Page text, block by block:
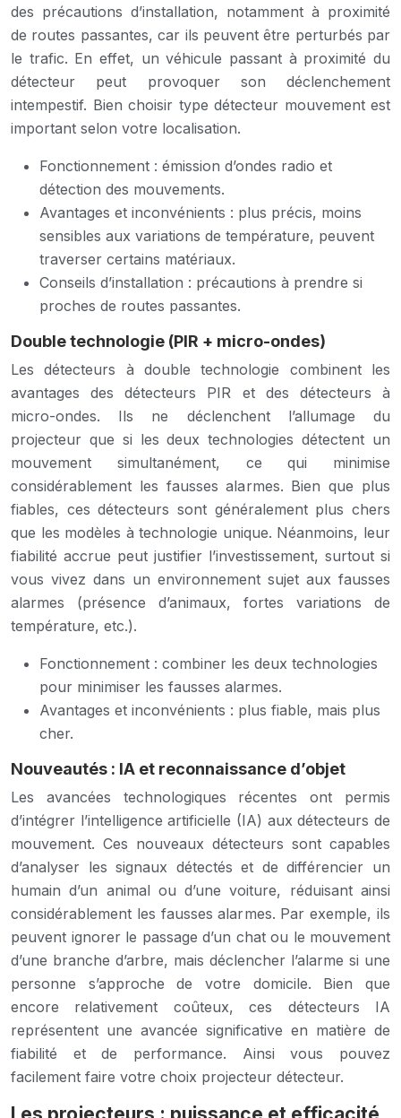
des précautions d’installation, notamment à proximité
de routes passantes, car ils peuvent être perturbés par
le trafic. En effet, un véhicule passant à proximité du
détecteur peut provoquer son déclenchement
intempestif. Bien choisir type détecteur mouvement est
important selon votre localisation.
Fonctionnement : émission d’ondes radio et
détection des mouvements.
Avantages et inconvénients : plus précis, moins
sensibles aux variations de température, peuvent
traverser certains matériaux.
Conseils d’installation : précautions à prendre si
proches de routes passantes.
Double technologie (PIR + micro-ondes)
Les détecteurs à double technologie combinent les
avantages des détecteurs PIR et des détecteurs à
micro-ondes. Ils ne déclenchent l’allumage du
projecteur que si les deux technologies détectent un
mouvement simultanément, ce qui minimise
considérablement les fausses alarmes. Bien que plus
fiables, ces détecteurs sont généralement plus chers
que les modèles à technologie unique. Néanmoins, leur
fiabilité accrue peut justifier l’investissement, surtout si
vous vivez dans un environnement sujet aux fausses
alarmes (présence d’animaux, fortes variations de
température, etc.).
Fonctionnement : combiner les deux technologies
pour minimiser les fausses alarmes.
Avantages et inconvénients : plus fiable, mais plus
cher.
Nouveautés : IA et reconnaissance d’objet
Les avancées technologiques récentes ont permis
d’intégrer l’intelligence artificielle (IA) aux détecteurs de
mouvement. Ces nouveaux détecteurs sont capables
d’analyser les signaux détectés et de différencier un
humain d’un animal ou d’une voiture, réduisant ainsi
considérablement les fausses alarmes. Par exemple, ils
peuvent ignorer le passage d’un chat ou le mouvement
d’une branche d’arbre, mais déclencher l’alarme si une
personne s’approche de votre domicile. Bien que
encore relativement coûteux, ces détecteurs IA
représentent une avancée significative en matière de
fiabilité et de performance. Ainsi vous pouvez
facilement faire votre choix projecteur détecteur.